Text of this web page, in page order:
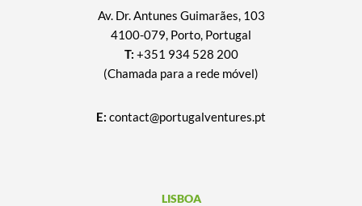
Av. Dr. Antunes Guimarães, 103
4100-079, Porto, Portugal
T: +351 934 528 200
(Chamada para a rede móvel)
E: contact@portugalventures.pt
LISBOA